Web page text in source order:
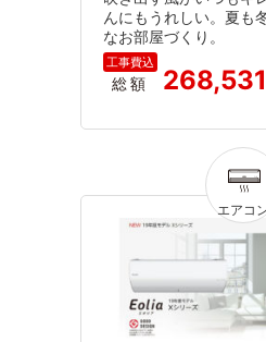
んにもうれしい。夏も
なお部屋づくり。
総額 268,531